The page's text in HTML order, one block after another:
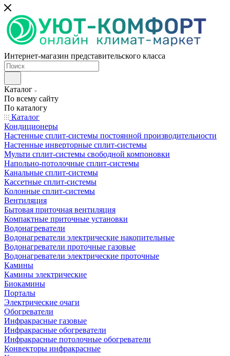
Интернет-магазин представительского класса
Каталог
По всему сайту
По каталогу
Каталог
Кондиционеры
Настенные сплит-системы постоянной производительности
Настенные инверторные сплит-системы
Мульти сплит-системы свободной компоновки
Напольно-потолочные сплит-системы
Канальные сплит-системы
Кассетные сплит-системы
Колонные сплит-системы
Вентиляция
Бытовая приточная вентиляция
Компактные приточные установки
Водонагреватели
Водонагреватели электрические накопительные
Водонагреватели проточные газовые
Водонагреватели электрические проточные
Камины
Камины электрические
Биокамины
Порталы
Электрические очаги
Обогреватели
Инфракрасные газовые
Инфракрасные обогреватели
Инфракрасные потолочные обогреватели
Конвекторы инфракрасные